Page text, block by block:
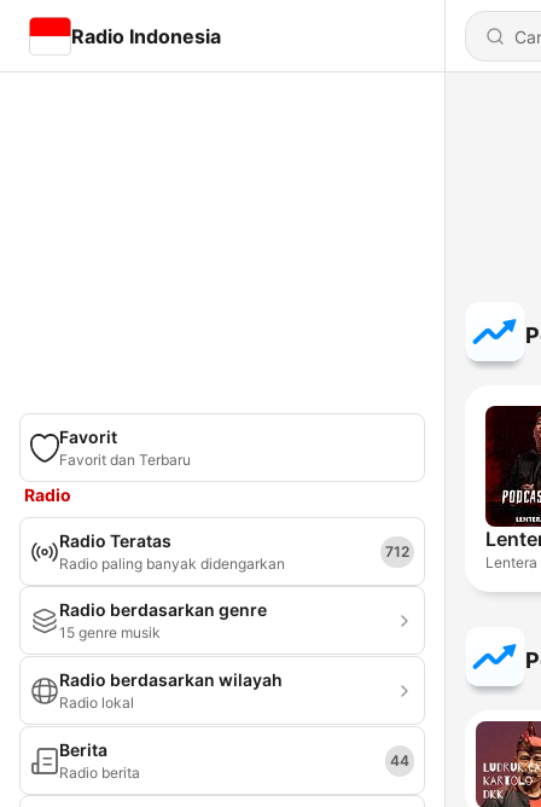
Radio Indonesia
Favorit
Favorit dan Terbaru
Radio
Radio Teratas
Radio paling banyak didengarkan
712
Radio berdasarkan genre
15 genre musik
Radio berdasarkan wilayah
Radio lokal
Berita
Radio berita
44